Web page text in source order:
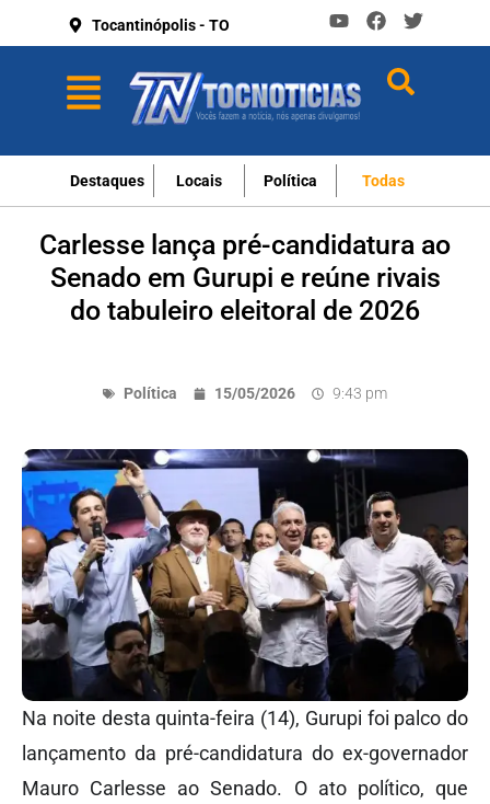
Tocantinópolis - TO
Destaques Locais Política Todas
Carlesse lança pré-candidatura ao
Senado em Gurupi e reúne rivais
do tabuleiro eleitoral de 2026
Política 15/05/2026 9:43 pm
Na noite desta quinta-feira (14), Gurupi foi palco do
lançamento da pré-candidatura do ex-governador
Mauro Carlesse ao Senado. O ato político, que